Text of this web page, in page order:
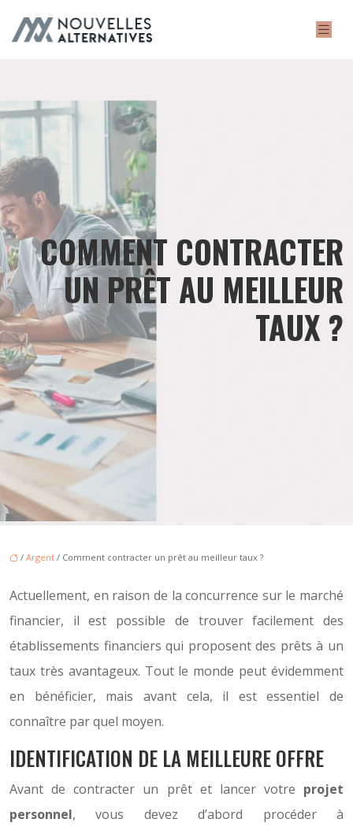
COMMENT CONTRACTER
UN PRÊT AU MEILLEUR
TAUX ?
/ Argent / Comment contracter un prêt au meilleur taux ?
Actuellement, en raison de la concurrence sur le marché
financier, il est possible de trouver facilement des
établissements financiers qui proposent des prêts à un
taux très avantageux. Tout le monde peut évidemment
en bénéficier, mais avant cela, il est essentiel de
connaître par quel moyen.
IDENTIFICATION DE LA MEILLEURE OFFRE
Avant de contracter un prêt et lancer votre projet
personnel, vous devez d’abord procéder à